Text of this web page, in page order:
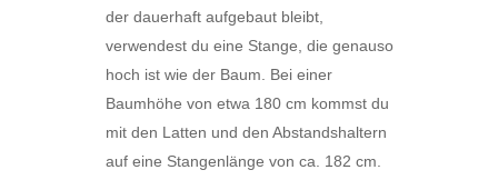
der dauerhaft aufgebaut bleibt,
verwendest du eine Stange, die genauso
hoch ist wie der Baum. Bei einer
Baumhöhe von etwa 180 cm kommst du
mit den Latten und den Abstandshaltern
auf eine Stangenlänge von ca. 182 cm.